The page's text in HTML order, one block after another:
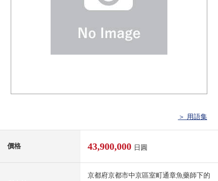
＞ 用語集
價格 43,900,000 日圓
京都府京都市中京區室町通章魚藥師下的